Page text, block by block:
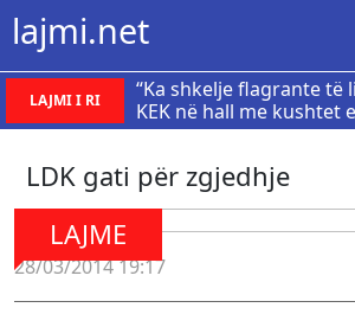
lajmi.net
LAJMI I RI
“Ka shkelje flagrante të
KEK në hall me kushtet
LDK gati për zgjedhje
LAJME
28/03/2014 19:17